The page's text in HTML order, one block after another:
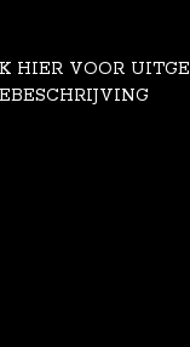
HIER VOOR